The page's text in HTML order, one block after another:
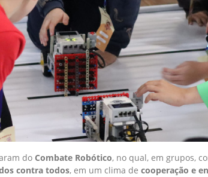
do Combate Robótico, no qual, em grupos,
contra todos, em um clima de cooperação e